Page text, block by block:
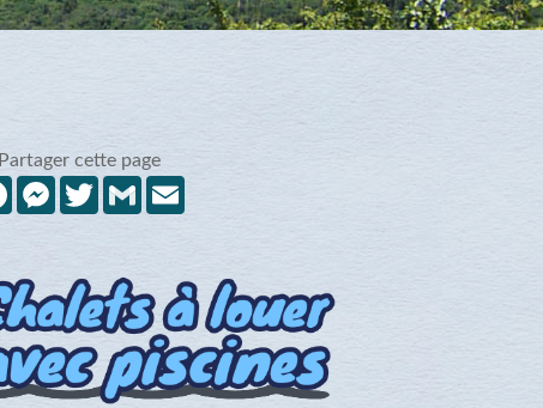
Partager cette page
FacebookMessenger
TwitterGmail